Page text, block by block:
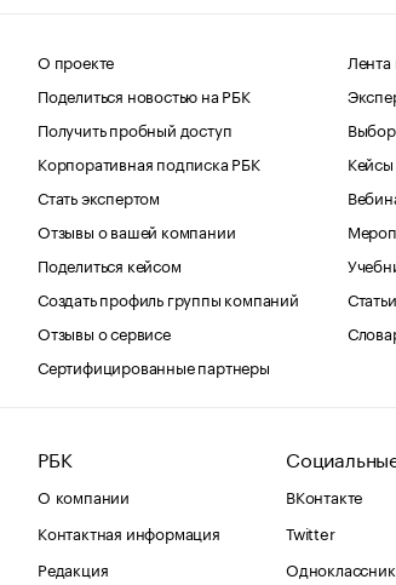
О проекте
Поделиться новостью на РБК
Получить пробный доступ
Корпоративная подписка РБК
Стать экспертом
Отзывы о вашей компании
Поделиться кейсом
Создать профиль группы компаний
Отзывы о сервисе
Сертифицированные партнеры
Кейсы
РБК
О компании
Контактная информация
Редакция
ВКонтакте
Twitter